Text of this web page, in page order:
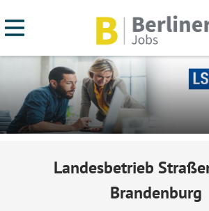
Landesbetrieb
Brandenburg